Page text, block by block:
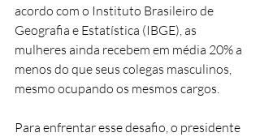
acordo com o Instituto Brasileiro de
Geografia e Estatística (IBGE), as
mulheres ainda recebem em média 20% a
menos do que seus colegas masculinos,
mesmo ocupando os mesmos cargos.
Para enfrentar esse desafio, o presidente